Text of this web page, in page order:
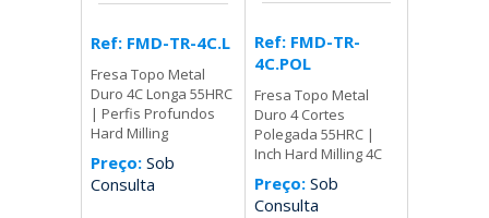
Ref: FMD-TR-4C.L
Fresa Topo Metal
Duro 4C Longa 55HRC
| Perfis Profundos
Hard Milling
Preço: Sob
Consulta
Ref: FMD-TR-
4C.POL
Fresa Topo Metal
Duro 4 Cortes
Polegada 55HRC |
Inch Hard Milling 4C
Preço:Sob
Consulta